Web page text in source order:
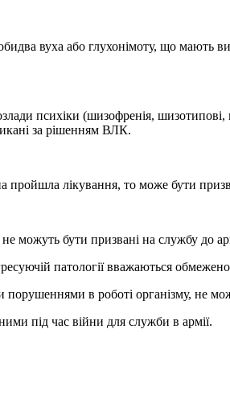
вуха або глухонімоту, що мають
психіки (шизофренія,
за рішенням ВЛК.
лікування, то може бути
можуть бути призвані на службу до
патології вважаються
в роботі організму, не
під час війни для служби в армії.